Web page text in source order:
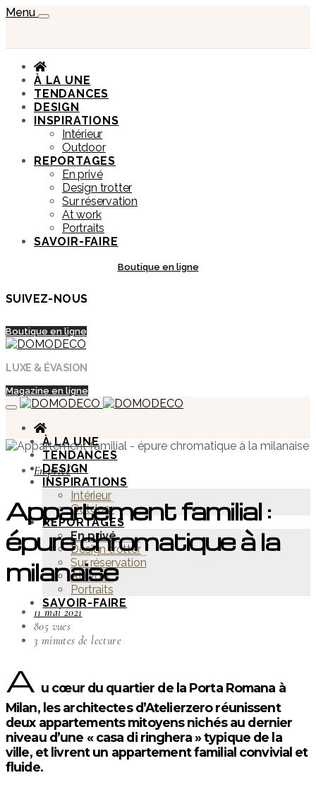
Menu
À LA UNE
TENDANCES
DESIGN
INSPIRATIONS
Intérieur
Outdoor
REPORTAGES
En privé
Design trotter
Sur réservation
At work
Portraits
SAVOIR-FAIRE
Boutique en ligne
SUIVEZ-NOUS
Boutique en ligne
LUXE & ÉVASION
Magazine en ligne
À LA UNE
TENDANCES
DESIGN
INSPIRATIONS
Intérieur
Outdoor
REPORTAGES
En privé
Design trotter
Sur réservation
At work
Portraits
SAVOIR-FAIRE
En privé
Appartement familial :
épure chromatique à la
milanaise
11 mai 2021
805 vues
3 minutes de lecture
A u cœur du quartier de la Porta Romana à
Milan, les architectes d’Atelierzero réunissent
deux appartements mitoyens nichés au dernier
niveau d’une « casa di ringhera » typique de la
ville, et livrent un appartement familial convivial et
fluide.